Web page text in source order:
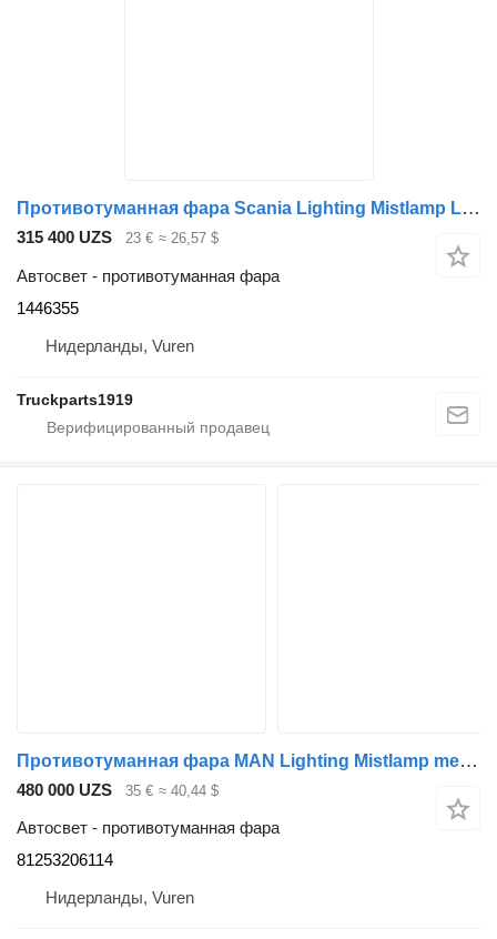
Противотуманная фара Scania Lighting Mistlamp Li. R 1446355 для грузовика
315 400 UZS 23 € ≈ 26,57 $
Автосвет - противотуманная фара
1446355
Нидерланды, Vuren
Truckparts1919
Противотуманная фара MAN Lighting Mistlamp met RAW Re. 81253206114 для грузовика
480 000 UZS 35 € ≈ 40,44 $
Автосвет - противотуманная фара
81253206114
Нидерланды, Vuren